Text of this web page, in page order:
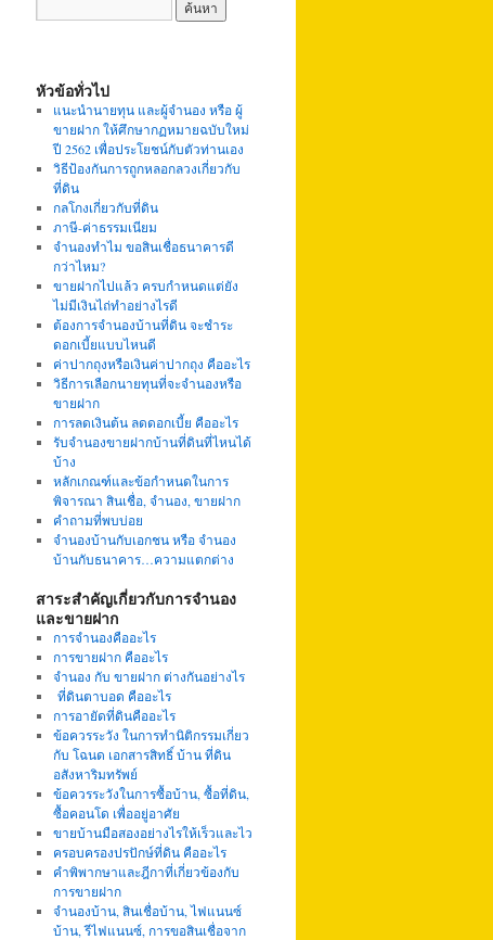
หัวข้อทั่วไป
แนะนำนายทุน และผู้จำนอง หรือ ผู้
ขายฝาก ให้ศึกษากฏหมายฉบับใหม่
ปี 2562 เพื่อประโยชน์กับตัวท่านเอง
วิธีป้องกันการถูกหลอกลวงเกี่ยวกับ
ที่ดิน
กลโกงเกี่ยวกับที่ดิน
ภาษี-ค่าธรรมเนียม
จำนองทำไม ขอสินเชื่อธนาคารดี
กว่าไหม?
ขายฝากไปแล้ว ครบกำหนดแต่ยัง
ไม่มีเงินไถ่ทำอย่างไรดี
ต้องการจำนองบ้านที่ดิน จะชำระ
ดอกเบี้ยแบบไหนดี
ค่าปากถุงหรือเงินค่าปากถุง คืออะไร
วิธีการเลือกนายทุนที่จะจำนองหรือ
ขายฝาก
การลดเงินต้น ลดดอกเบี้ย คืออะไร
รับจำนองขายฝากบ้านที่ดินที่ไหนได้
บ้าง
หลักเกณฑ์และข้อกำหนดในการ
พิจารณา สินเชื่อ, จำนอง, ขายฝาก
คำถามที่พบบ่อย
จำนองบ้านกับเอกชน หรือ จำนอง
บ้านกับธนาคาร…ความแตกต่าง
สาระสำคัญเกี่ยวกับการจำนอง
และขายฝาก
การจำนองคืออะไร
การขายฝาก คืออะไร
จำนอง กับ ขายฝาก ต่างกันอย่างไร
ที่ดินตาบอด คืออะไร
การอายัดที่ดินคืออะไร
ข้อควรระวัง ในการทำนิติกรรมเกี่ยว
กับ โฉนด เอกสารสิทธิ์ บ้าน ที่ดิน
อสังหาริมทรัพย์
ข้อควรระวังในการซื้อบ้าน, ซื้อที่ดิน,
ซื้อคอนโด เพื่ออยู่อาศัย
ขายบ้านมือสองอย่างไรให้เร็วและไว
ครอบครองปรปักษ์ที่ดิน คืออะไร
คำพิพากษาและฎีกาที่เกี่ยวข้องกับ
การขายฝาก
จำนองบ้าน, สินเชื่อบ้าน, ไฟแนนซ์
บ้าน, รีไฟแนนซ์, การขอสินเชื่อจาก